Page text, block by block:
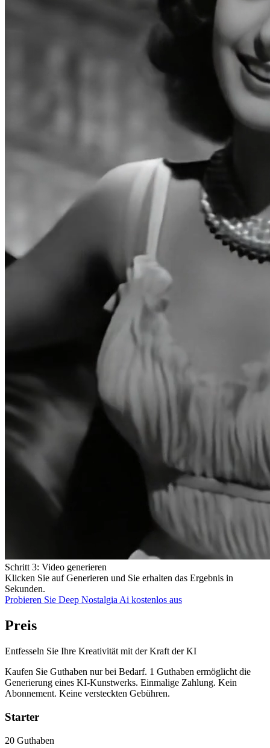
Schritt 3: Video generieren
Klicken Sie auf Generieren und Sie erhalten das Ergebnis in
Sekunden.
Probieren Sie Deep Nostalgia Ai kostenlos aus
Preis
Entfesseln Sie Ihre Kreativität mit der Kraft der KI
Kaufen Sie Guthaben nur bei Bedarf. 1 Guthaben ermöglicht die
Generierung eines KI-Kunstwerks. Einmalige Zahlung. Kein
Abonnement. Keine versteckten Gebühren.
Starter
20 Guthaben